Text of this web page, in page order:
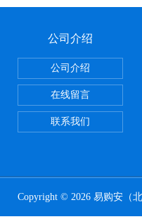
公司介绍
公司介绍
在线留言
联系我们
Copyright © 2026 易购安（